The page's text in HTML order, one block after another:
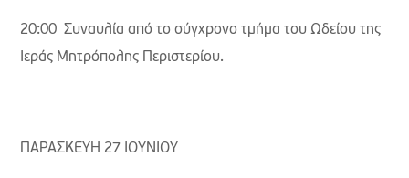
20:00 Συναυλία από το σύγχρονο τμήμα του Ωδείου της
Ιεράς Μητρόπολης Περιστερίου.
ΠΑΡΑΣΚΕΥΗ 27 ΙΟΥΝΙΟΥ